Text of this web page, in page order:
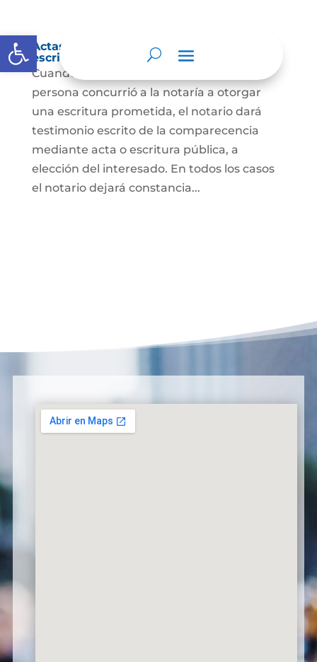
Abrir barra de herramientas
Actas de comparecencia para otorgar
escritura pública
Cuando se trate de comprobar que una
persona concurrió a la notaría a otorgar
una escritura prometida, el notario dará
testimonio escrito de la comparecencia
mediante acta o escritura pública, a
elección del interesado. En todos los casos
el notario dejará constancia...